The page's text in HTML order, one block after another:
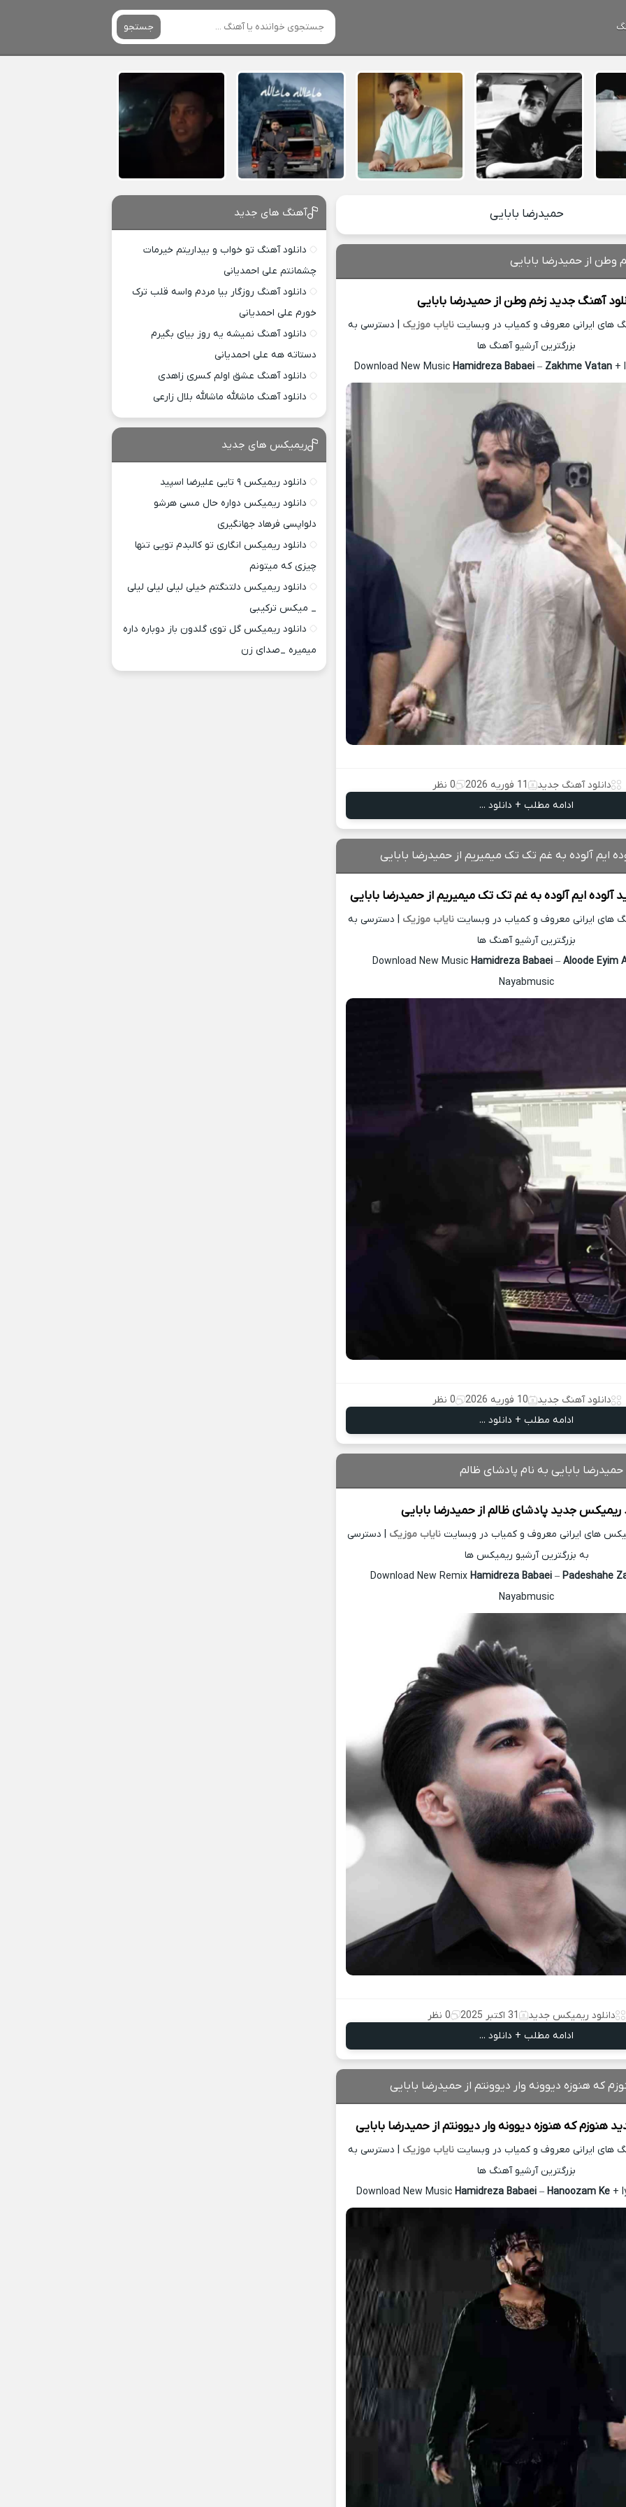
جستجو
حمیدرضا بابایی
وطن از حمیدرضا بابایی
آهنگ جدید زخم وطن ازحمیدرضا بابایی
های ایرانی معروف و کمیاب در وبسایتنایاب موزیک | دسترسی به
بزرگترین آرشیو آهنگ ها
Download New Music Hamidreza Babaei– Zakhme Vatan+
دانلود آهنگ جدید 11 فوریه 2026
0 نظر
ادامه مطلب + دانلود ...
ایم آلوده به غم تک تک میمیریم از حمیدرضا بابایی
آلوده ایم آلوده به غم تک تک میمیریم ازحمیدرضا بابایی
های ایرانی معروف و کمیاب در وبسایتنایاب موزیک | دسترسی به
بزرگترین آرشیو آهنگ ها
Download New Music Hamidreza Babaei– Aloode Eyim
Nayabmusic
دانلود آهنگ جدید 10 فوریه 2026
0 نظر
ادامه مطلب + دانلود ...
بابایی به نام پادشای ظالم
ریمیکس جدید پادشای ظالم ازحمیدرضا بابایی
های ایرانی معروف و کمیاب در وبسایت نایاب موزیک | دسترسی
به بزرگترین آرشیو ریمیکس ها
Download New Remix Hamidreza Babaei– Padeshahe
Nayabmusic
دانلود ریمیکس جدید 31 اکتبر 2025
0 نظر
ادامه مطلب + دانلود ...
که هنوزه دیوونه وار دیوونتم از حمیدرضا بابایی
هنوزم که هنوزه دیوونه وار دیوونتم ازحمیدرضا بابایی
های ایرانی معروف و کمیاب در وبسایتنایاب موزیک | دسترسی به
بزرگترین آرشیو آهنگ ها
Download New Music Hamidreza Babaei– Hanoozam Ke+
آهنگ های جدید
دانلود آهنگ تو خواب و بیداریتم خیرمات
چشمانتم علی احمدیانی
دانلود آهنگ روزگار بیا مردم واسه قلب ترک
خورم علی احمدیانی
دانلود آهنگ نمیشه یه روز بیای بگیرم
دستاته هه علی احمدیانی
دانلود آهنگ عشق اولم کسری زاهدی
دانلود آهنگ ماشالله ماشالله بلال زارعی
ریمیکس های جدید
دانلود ریمیکس ۹ تایی علیرضا اسپید
دانلود ریمیکس دواره حال مسی هرشو
دلواپسی فرهاد جهانگیری
دانلود ریمیکس انگاری تو کالبدم تویی تنها
چیزی که میتونم
دانلود ریمیکس دلتنگتم خیلی لیلی لیلی لیلی
_ میکس ترکیبی
دانلود ریمیکس گل توی گلدون باز دوباره داره
میمیره _صدای زن